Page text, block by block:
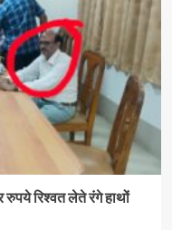
रुपये रिश्वत लेते रंगे हाथों